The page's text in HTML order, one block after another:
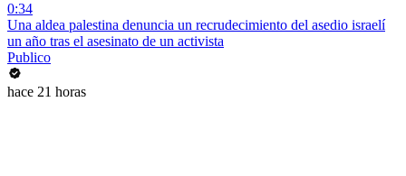
0:34
Una aldea palestina denuncia un recrudecimiento del asedio israelí
un año tras el asesinato de un activista
Publico
hace 21 horas